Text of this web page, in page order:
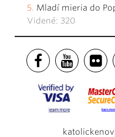
Mladí mieria do
Videné: 320